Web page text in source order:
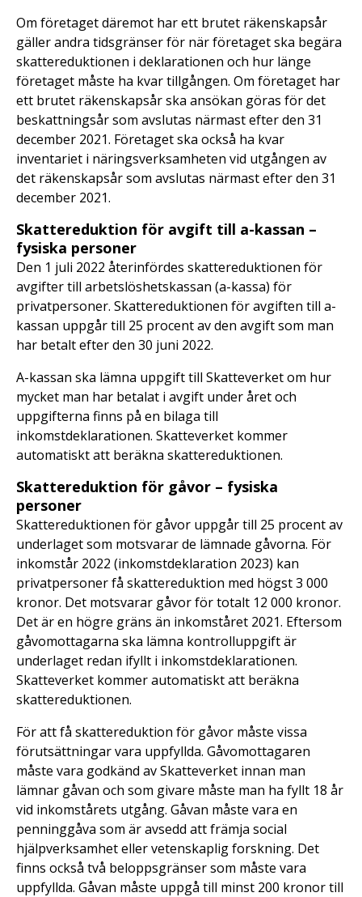
Om företaget däremot har ett brutet räkenskapsår
gäller andra tidsgränser för när företaget ska begära
skattereduktionen i deklarationen och hur länge
företaget måste ha kvar tillgången. Om företaget har
ett brutet räkenskapsår ska ansökan göras för det
beskattningsår som avslutas närmast efter den 31
december 2021. Företaget ska också ha kvar
inventariet i näringsverksamheten vid utgången av
det räkenskapsår som avslutas närmast efter den 31
december 2021.
Skattereduktion för avgift till a-kassan –
fysiska personer
Den 1 juli 2022 återinfördes skattereduktionen för
avgifter till arbetslöshetskassan (a-kassa) för
privatpersoner. Skattereduktionen för avgiften till a-
kassan uppgår till 25 procent av den avgift som man
har betalt efter den 30 juni 2022.
A-kassan ska lämna uppgift till Skatteverket om hur
mycket man har betalat i avgift under året och
uppgifterna finns på en bilaga till
inkomstdeklarationen. Skatteverket kommer
automatiskt att beräkna skattereduktionen.
Skattereduktion för gåvor – fysiska
personer
Skattereduktionen för gåvor uppgår till 25 procent av
underlaget som motsvarar de lämnade gåvorna. För
inkomstår 2022 (inkomstdeklaration 2023) kan
privatpersoner få skattereduktion med högst 3 000
kronor. Det motsvarar gåvor för totalt 12 000 kronor.
Det är en högre gräns än inkomståret 2021. Eftersom
gåvomottagarna ska lämna kontrolluppgift är
underlaget redan ifyllt i inkomstdeklarationen.
Skatteverket kommer automatiskt att beräkna
skattereduktionen.
För att få skattereduktion för gåvor måste vissa
förutsättningar vara uppfyllda. Gåvomottagaren
måste vara godkänd av Skatteverket innan man
lämnar gåvan och som givare måste man ha fyllt 18 år
vid inkomstårets utgång. Gåvan måste vara en
penninggåva som är avsedd att främja social
hjälpverksamhet eller vetenskaplig forskning. Det
finns också två beloppsgränser som måste vara
uppfyllda. Gåvan måste uppgå till minst 200 kronor till